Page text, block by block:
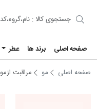
صفحه اصلی برند ها عطر
صفحه اصلی مو مراقبت ازمو